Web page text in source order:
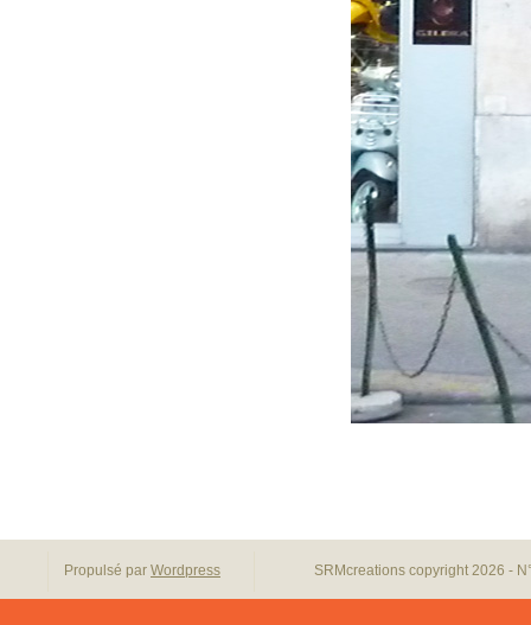
Propulsé par Wordpress SRMcreations copyright 2026 -